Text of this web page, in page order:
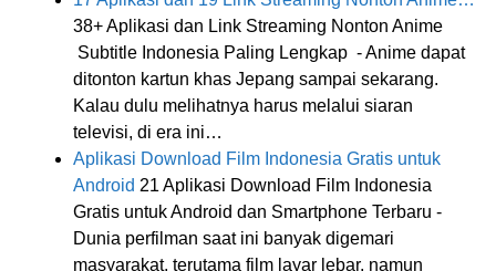
38+ Aplikasi dan Link Streaming Nonton Anime
Subtitle Indonesia Paling Lengkap - Anime dapat
ditonton kartun khas Jepang sampai sekarang.
Kalau dulu melihatnya harus melalui siaran
televisi, di era ini…
Aplikasi Download Film Indonesia Gratis untuk
Android 21 Aplikasi Download Film Indonesia
Gratis untuk Android dan Smartphone Terbaru -
Dunia perfilman saat ini banyak digemari
masyarakat, terutama film layar lebar, namun